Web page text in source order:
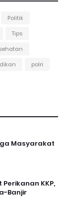
Politik
Tips
polri
Masyarakat
KKP,
Banjir